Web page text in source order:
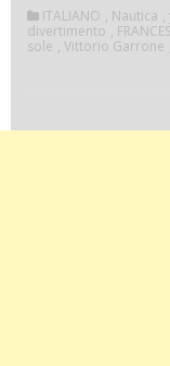
ITALIANO , Nautica ,
divertimento ,
sole , Vittorio Garrone